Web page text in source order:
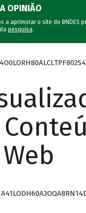
OPINIÃO
a aprimorar o site do BNDES
pesquisa.